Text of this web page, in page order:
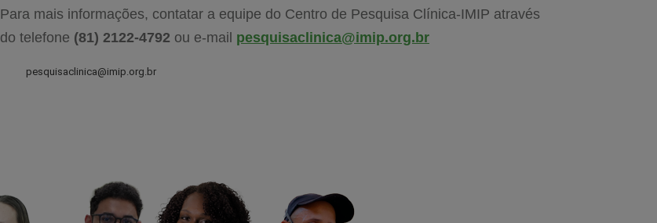
Para mais informações, contatar a equipe do Centro de Pesquisa Clínica-IMIP através
do telefone (81) 2122-4792 ou e-mail pesquisaclinica@imip.org.br
pesquisaclinica@imip.org.br